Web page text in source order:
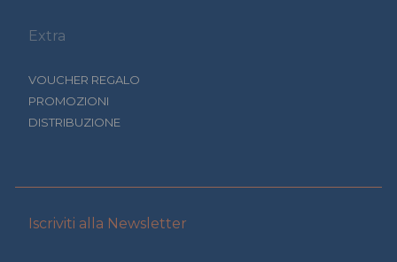
Extra
VOUCHER REGALO
PROMOZIONI
DISTRIBUZIONE
Iscriviti alla Newsletter